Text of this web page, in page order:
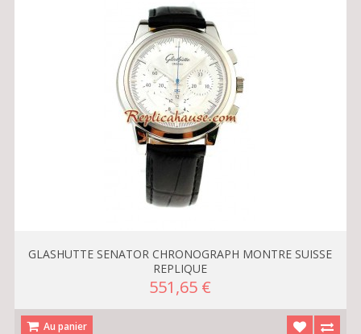
GLASHUTTE SENATOR CHRONOGRAPH MONTRE SUISSE
REPLIQUE
551,65 €
Au panier